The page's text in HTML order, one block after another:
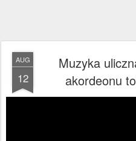
AUG
12
Muzyka
akordeonu